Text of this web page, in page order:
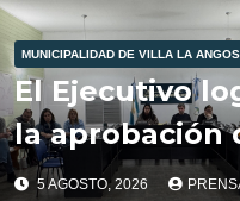
MUNICIPALIDAD DE VILLA LA
El Ejecutivo
la aprobación
más de $600
5 AGOSTO, 2026